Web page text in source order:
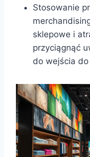
Stosowanie
sklepowe i
przyciągnąć
do wejścia